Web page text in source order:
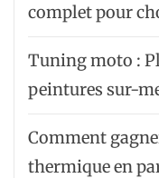
complet pour
Tuning moto :
peintures sur-
Comment
thermique en